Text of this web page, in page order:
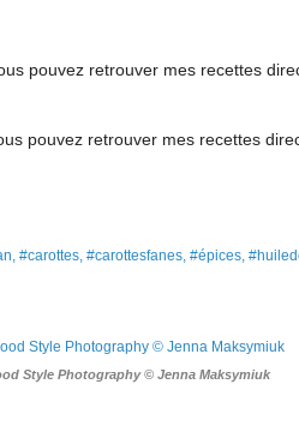
pouvez retrouver mes recettes
pouvez retrouver mes recettes
#carottes, #carottesfanes, #épices,
Style Photography © Jenna Maksymiuk